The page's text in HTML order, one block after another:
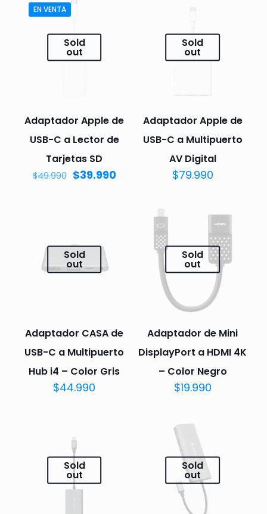
EN VENTA
Sold
out
Adaptador Apple de
USB-C a Lector de
Tarjetas SD
$49.990 $39.990
Sold
out
Adaptador Apple de
USB-C a Multipuerto
AV Digital
$79.990
Sold
out
Adaptador CASA de
USB-C a Multipuerto
Hub i4 – Color Gris
$44.990
Sold
out
Adaptador de Mini
DisplayPort a HDMI 4K
– Color Negro
$19.990
Sold
out
Sold
out